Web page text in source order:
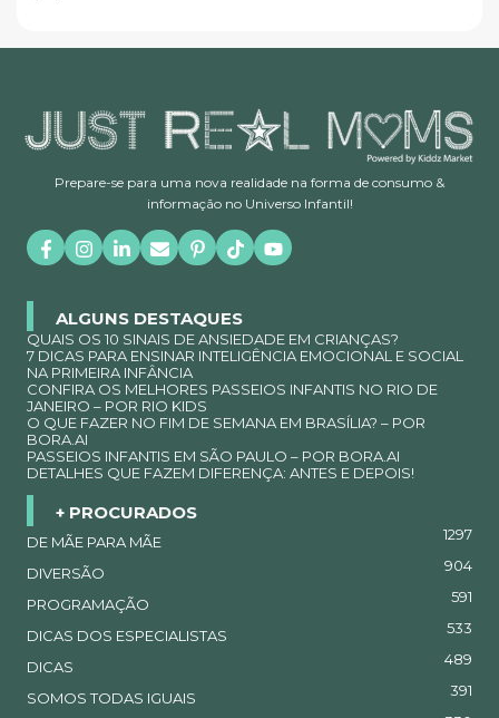
Prepare-se para uma nova realidade na forma de consumo &
informação no Universo Infantil!
ALGUNS DESTAQUES
QUAIS OS 10 SINAIS DE ANSIEDADE EM CRIANÇAS?
7 DICAS PARA ENSINAR INTELIGÊNCIA EMOCIONAL E SOCIAL
NA PRIMEIRA INFÂNCIA
CONFIRA OS MELHORES PASSEIOS INFANTIS NO RIO DE
JANEIRO – POR RIO KIDS
O QUE FAZER NO FIM DE SEMANA EM BRASÍLIA? – POR
BORA.AI
PASSEIOS INFANTIS EM SÃO PAULO – POR BORA.AI
DETALHES QUE FAZEM DIFERENÇA: ANTES E DEPOIS!
+ PROCURADOS
DE MÃE PARA MÃE 1297
DIVERSÃO 904
PROGRAMAÇÃO 591
DICAS DOS ESPECIALISTAS 533
DICAS 489
SOMOS TODAS IGUAIS
391